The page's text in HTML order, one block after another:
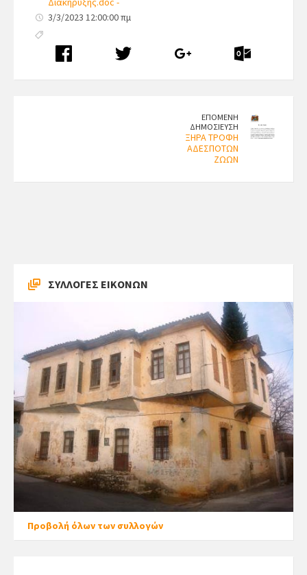
3/3/2023 12:00:00 πμ
ΕΠΟΜΕΝΗ
ΔΗΜΟΣΙΕΥΣΗ
ΞΗΡΑ ΤΡΟΦΗ
ΑΔΕΣΠΟΤΩΝ
ΖΩΩΝ
ΣΥΛΛΟΓΕΣ ΕΙΚΟΝΩΝ
Προβολή όλων των συλλογών